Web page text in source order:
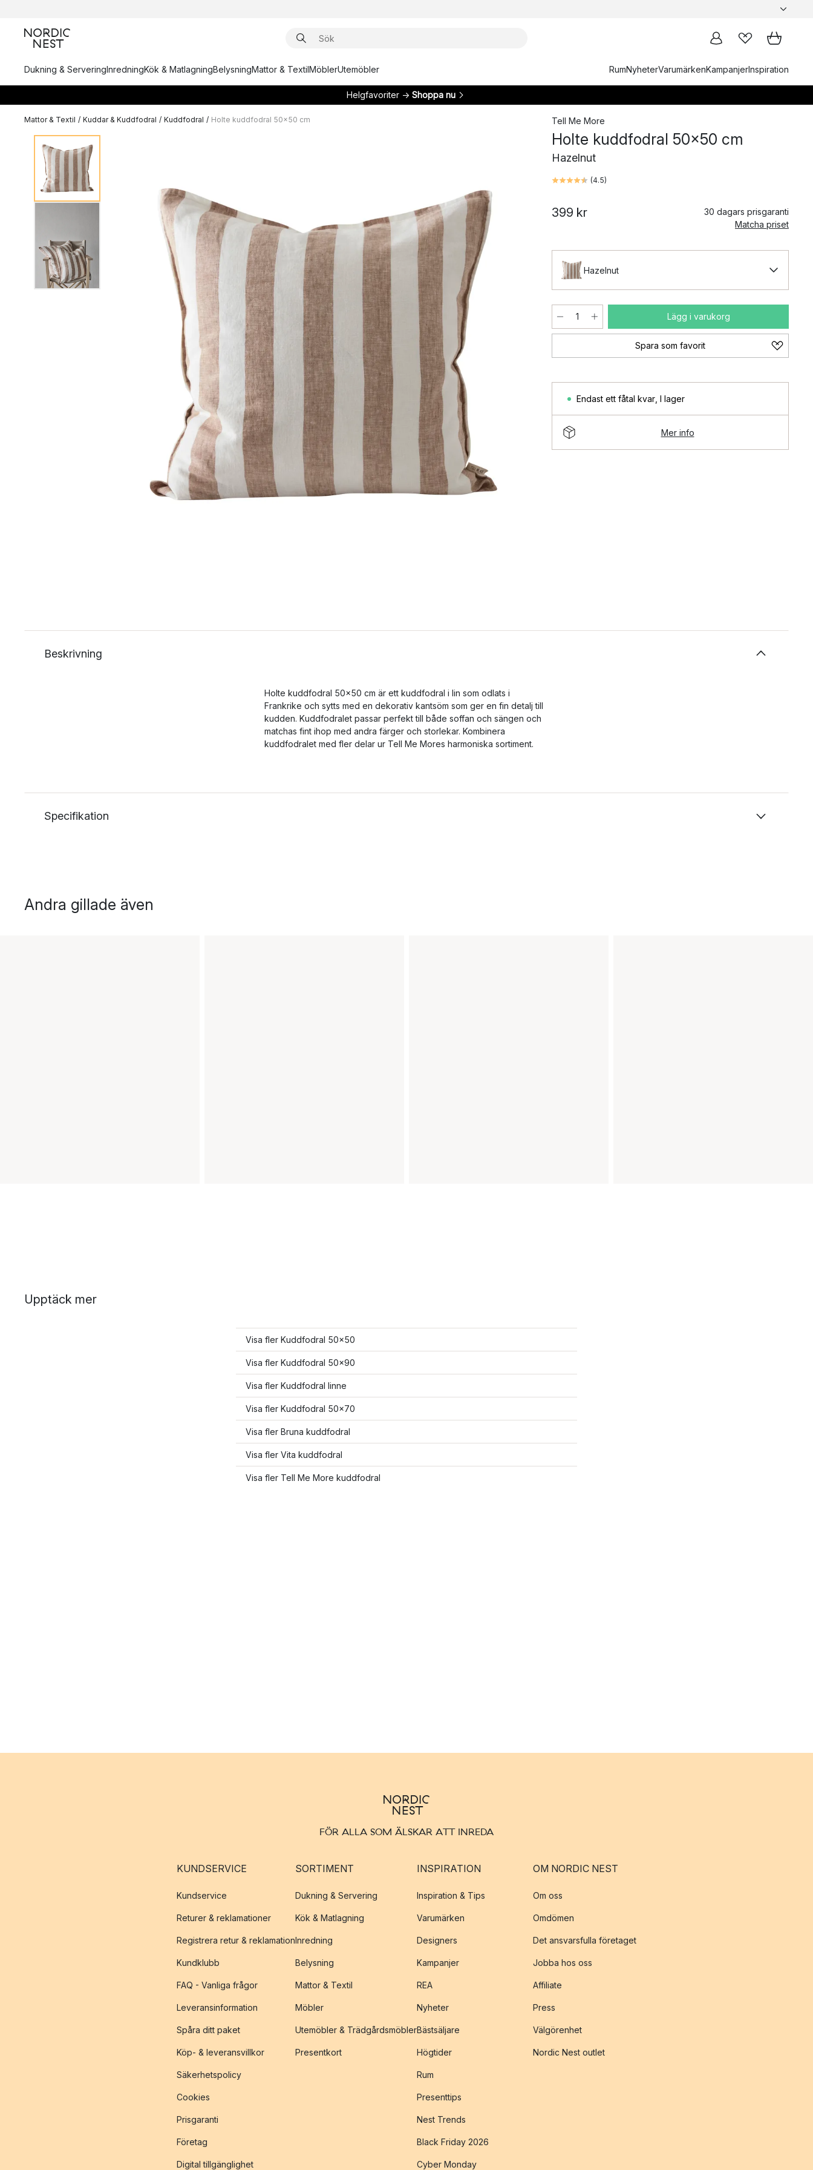
Dukning & ServeringInredningKök & MatlagningBelysningMattor & TextilMöblerUtemöbler RumNyheterVarumärkenKampanjerInspiration
Helgfavoriter → Shoppa nu
Mattor & Textil / Kuddar & Kuddfodral / Kuddfodral / Holte kuddfodral 50x50 cm Tell Me More
Holte kuddfodral 50x50 cm
Hazelnut
(4.5)
399 kr
30 dagars prisgaranti
Matcha priset
Hazelnut
Lägg i varukorg
Spara som favorit
Endast ett fåtal kvar I lager
Mer info
Beskrivning
Holte kuddfodral 50x50 cm är ett kuddfodral i lin som odlats i
Frankrike och sytts med en dekorativ kantsöm som ger en fin detalj till
kudden. Kuddfodralet passar perfekt till både soffan och sängen och
matchas fint ihop med andra färger och storlekar. Kombinera
kuddfodralet med fler delar ur Tell Me Mores harmoniska sortiment.
Specifikation
Andra gillade även
Upptäck mer
Visa fler Kuddfodral 50x50
Visa fler Kuddfodral 50x90
Visa fler Kuddfodral linne
Visa fler Kuddfodral 50x70
Visa fler Bruna kuddfodral
Visa fler Vita kuddfodral
Visa fler Tell Me More kuddfodral
FÖR ALLA SOM ÄLSKAR ATT INREDA
KUNDSERVICE
Kundservice
Returer & reklamationer
Registrera retur & reklamation
Kundklubb
FAQ - Vanliga frågor
Leveransinformation
Spåra ditt paket
Köp- & leveransvillkor
Säkerhetspolicy
Cookies
Prisgaranti
Företag
Digital tillgänglighet
SORTIMENT
Dukning & Servering
Kök & Matlagning
Inredning
Belysning
Mattor & Textil
Möbler
Utemöbler & Trädgårdsmöbler
Presentkort
INSPIRATION
Inspiration & Tips
Varumärken
Designers
Kampanjer
REA
Nyheter
Bästsäljare
Högtider
Rum
Presenttips
Nest Trends
Black Friday 2026
Cyber Monday
OM NORDIC NEST
Om oss
Omdömen
Det ansvarsfulla företaget
Jobba hos oss
Affiliate
Press
Välgörenhet
Nordic Nest outlet